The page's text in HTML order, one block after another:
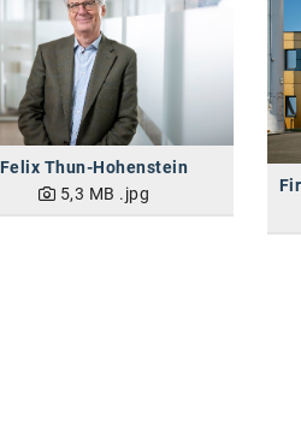
Felix Thun-Hohenstein
5,3 MB .jpg